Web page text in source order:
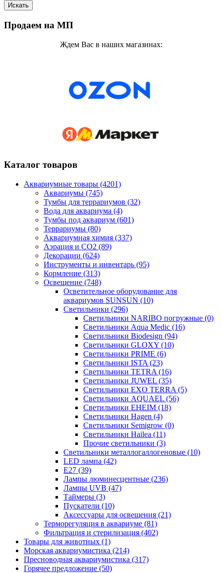
Продаем на МП
Ждем Вас в наших магазинах:
Каталог товаров
Аквариумные товары (4201)
Аквариумы (745)
Тумбы для террариумов (32)
Вода для аквариума (4)
Тумбы под аквариум (601)
Террариумы (80)
Аквариумная химия (337)
Аэрация и CO2 (89)
Декорации (624)
Инструменты и инвентарь (95)
Кормление (313)
Освещение (748)
Осветительное оборудование для
аквариумов SUNSUN (10)
Светильники (296)
Светильники NARIBO погружные (0)
Светильники Aqua Medic (16)
Светильники Biodesign (94)
Светильники GLOXY (10)
Светильники PRIME (6)
Светильники ISTA (23)
Светильники TETRA (16)
Светильники JUWEL (35)
Светильники EXO TERRA (5)
Светильники AQUAEL (56)
Светильники EHEIM (18)
Светильники Hagen (4)
Светильники Semigrow (0)
Светильники Hailea (11)
Прочие светильники (3)
Светильники металлогаллогеновые (10)
LED лампа (42)
Е27 (39)
Лампы люминесцентные (236)
Лампы UVB (47)
Таймеры (3)
Пускатели (10)
Аксессуары для освещения (21)
Терморегуляция в аквариуме (81)
Фильтрация и стерилизация (402)
Товары для животных (1)
Морская аквариумистика (214)
Пресноводная аквариумистика (317)
Горячее предложение (50)